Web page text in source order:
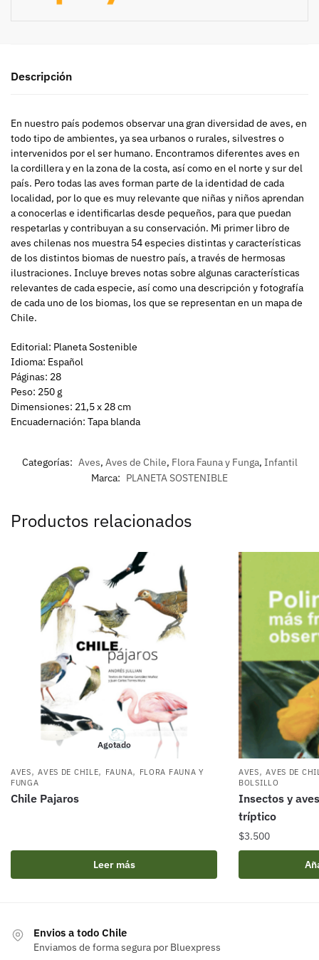
Descripción
En nuestro país podemos observar una gran diversidad de aves, en
todo tipo de ambientes, ya sea urbanos o rurales, silvestres o
intervenidos por el ser humano. Encontramos diferentes aves en
la cordillera y en la zona de la costa, así como en el norte y sur del
país. Pero todas las aves forman parte de la identidad de cada
localidad, por lo que es muy relevante que niñas y niños aprendan
a conocerlas e identificarlas desde pequeños, para que puedan
respetarlas y contribuyan a su conservación. Mi primer libro de
aves chilenas nos muestra 54 especies distintas y características
de los distintos biomas de nuestro país, a través de hermosas
ilustraciones. Incluye breves notas sobre algunas características
relevantes de cada especie, así como una descripción y fotografía
de cada uno de los biomas, los que se representan en un mapa de
Chile.
Editorial: Planeta Sostenible
Idioma: Español
Páginas: 28
Peso: 250 g
Dimensiones: 21,5 x 28 cm
Encuadernación: Tapa blanda
Categorías: Aves, Aves de Chile, Flora Fauna y Funga, Infantil
Marca: PLANETA SOSTENIBLE
Productos relacionados
Agotado
AVES,AVES DE CHILE, FAUNA, FLORA FAUNA Y
FUNGA
Chile Pajaros
Leer más
AVES,AVES DE
BOLSILLO
Insectos y
tríptico
$3.500
Envios a todo Chile
Enviamos de forma segura por Bluexpress